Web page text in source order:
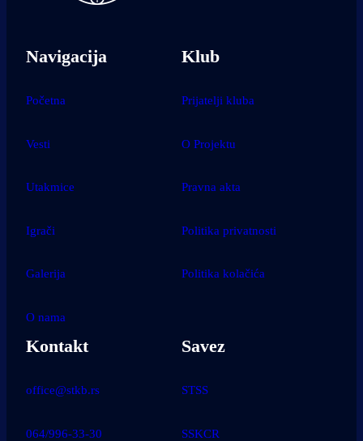
Navigacija
Početna
Vesti
Utakmice
Igrači
Galerija
O nama
Klub
Prijatelji kluba
O Projektu
Pravna akta
Politika privatnosti
Politika kolačića
Kontakt
office@stkb.rs
064/996-33-30
Savez
STSS
SSKCR